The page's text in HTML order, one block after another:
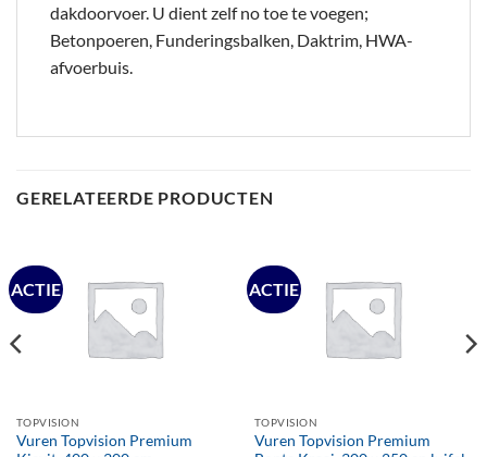
dakdoorvoer. U dient zelf no toe te voegen;
Betonpoeren, Funderingsbalken, Daktrim, HWA-
afvoerbuis.
GERELATEERDE PRODUCTEN
ACTIE
TOPVISION
Vuren Topvision Premium
ACTIE
TOPVISION
Vuren Topvision Premium